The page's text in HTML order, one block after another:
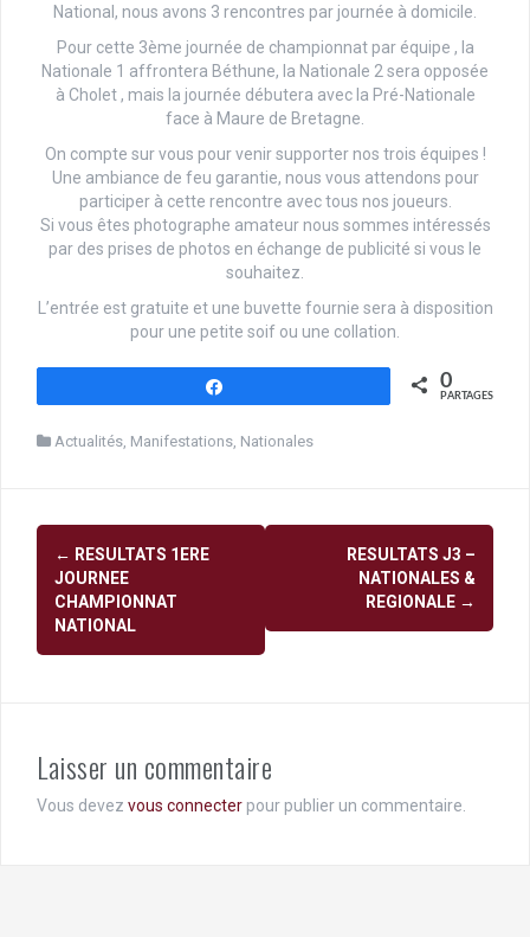
National, nous avons 3 rencontres par journée à domicile.
Pour cette 3ème journée de championnat par équipe , la
Nationale 1 affrontera Béthune, la Nationale 2 sera opposée
à Cholet , mais la journée débutera avec la Pré-Nationale
face à Maure de Bretagne.
On compte sur vous pour venir supporter nos trois équipes !
Une ambiance de feu garantie, nous vous attendons pour
participer à cette rencontre avec tous nos joueurs.
Si vous êtes photographe amateur nous sommes intéressés
par des prises de photos en échange de publicité si vous le
souhaitez.
L’entrée est gratuite et une buvette fournie sera à disposition
pour une petite soif ou une collation.
0
PARTAGES
Actualités, Manifestations, Nationales
Navigation
d'article
← RESULTATS 1ERE
JOURNEE
CHAMPIONNAT
NATIONAL
RESULTATS J3 –
NATIONALES &
REGIONALE →
Laisser un commentaire
Vous devez vous connecter pour publier un commentaire.